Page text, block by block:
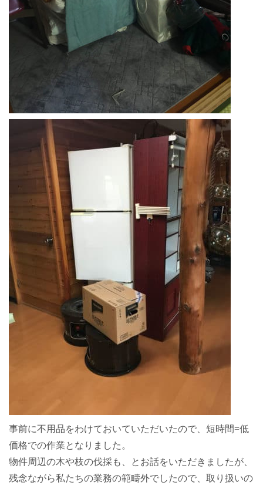
事前に不用品をわけておいていただいたので、短時間=低
価格での作業となりました。
物件周辺の木や枝の伐採も、とお話をいただきましたが、
残念ながら私たちの業務の範疇外でしたので、取り扱いの